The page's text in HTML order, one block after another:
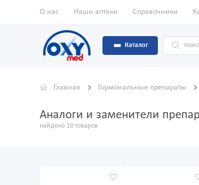
О нас Наши аптеки Справочники
Каталог
Главная Гормональные препараты
Аналоги и заменители
найдено 10 товаров